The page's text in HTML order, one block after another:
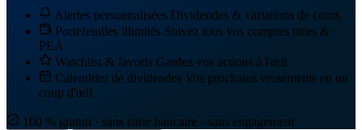
Alertes personnalisées Dividendes & variations de cours
Portefeuilles illimités Suivez tous vos comptes titres &
PEA
Watchlist & favoris Gardez vos actions à l'œil
Calendrier de dividendes Vos prochains versements en un
coup d'œil
100 % gratuit · sans carte bancaire · sans engagement